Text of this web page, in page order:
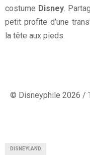
costume Disney.
petit profite d’une
la tête aux pieds.
© Disneyphile 2026 /
DISNEYLAND